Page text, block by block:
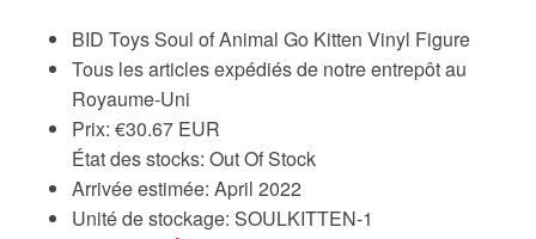
BID Toys Soul of Animal Go Kitten Vinyl Figure
Tous les articles expédiés de notre entrepôt au
Royaume-Uni
Prix: €30.67 EUR
État des stocks: Out Of Stock
Arrivée estimée: April 2022
Unité de stockage: SOULKITTEN-1